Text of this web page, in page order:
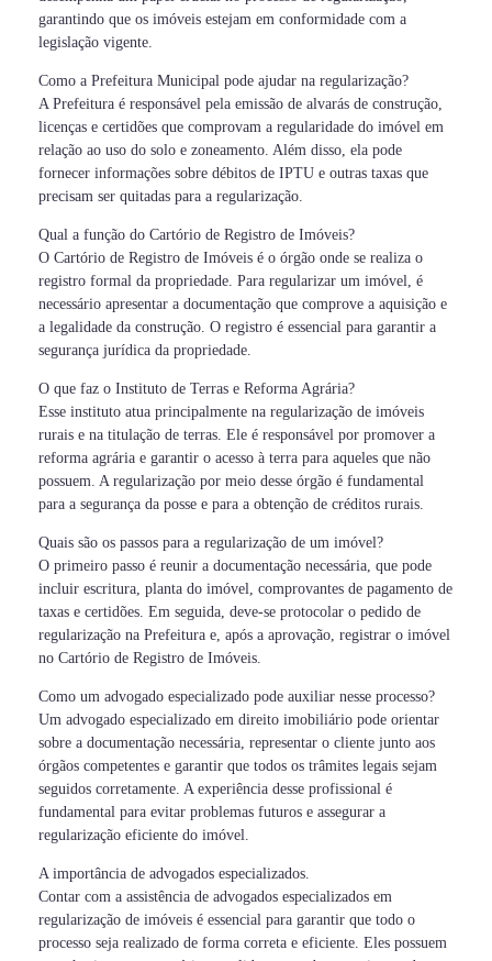
garantindo que os imóveis estejam em conformidade com a
legislação vigente.
Como a Prefeitura Municipal pode ajudar na regularização?
A Prefeitura é responsável pela emissão de alvarás de construção,
licenças e certidões que comprovam a regularidade do imóvel em
relação ao uso do solo e zoneamento. Além disso, ela pode
fornecer informações sobre débitos de IPTU e outras taxas que
precisam ser quitadas para a regularização.
Qual a função do Cartório de Registro de Imóveis?
O Cartório de Registro de Imóveis é o órgão onde se realiza o
registro formal da propriedade. Para regularizar um imóvel, é
necessário apresentar a documentação que comprove a aquisição e
a legalidade da construção. O registro é essencial para garantir a
segurança jurídica da propriedade.
O que faz o Instituto de Terras e Reforma Agrária?
Esse instituto atua principalmente na regularização de imóveis
rurais e na titulação de terras. Ele é responsável por promover a
reforma agrária e garantir o acesso à terra para aqueles que não
possuem. A regularização por meio desse órgão é fundamental
para a segurança da posse e para a obtenção de créditos rurais.
Quais são os passos para a regularização de um imóvel?
O primeiro passo é reunir a documentação necessária, que pode
incluir escritura, planta do imóvel, comprovantes de pagamento de
taxas e certidões. Em seguida, deve-se protocolar o pedido de
regularização na Prefeitura e, após a aprovação, registrar o imóvel
no Cartório de Registro de Imóveis.
Como um advogado especializado pode auxiliar nesse processo?
Um advogado especializado em direito imobiliário pode orientar
sobre a documentação necessária, representar o cliente junto aos
órgãos competentes e garantir que todos os trâmites legais sejam
seguidos corretamente. A experiência desse profissional é
fundamental para evitar problemas futuros e assegurar a
regularização eficiente do imóvel.
A importância de advogados especializados.
Contar com a assistência de advogados especializados em
regularização de imóveis é essencial para garantir que todo o
processo seja realizado de forma correta e eficiente. Eles possuem